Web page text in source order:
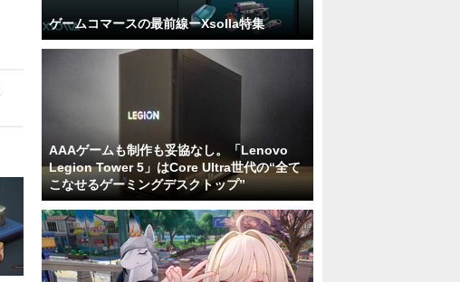
ゲームコマースの最前線ーXsolla特集
AAAゲームも制作も妥協なし。「Lenovo
Legion Tower 5」はCore Ultra世代の“全て
こなせるゲーミングデスクトップ”